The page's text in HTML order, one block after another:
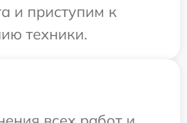
и приступим к
техники.